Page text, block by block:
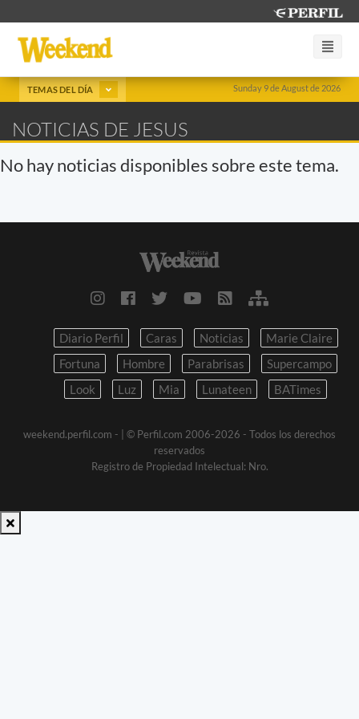
Sunday 9 de August de 2026
TEMAS DEL DÍA
NOTICIAS DE JESUS
No hay noticias disponibles sobre este tema.
Diario Perfil Caras Noticias
Marie Claire
Fortuna
Hombre Parabrisas
Supercampo
Look
Luz Mia Lunateen BATimes
weekend.perfil.com -
| © Perfil.com 2006-2026 - Todos los derechos
reservados
Registro de Propiedad Intelectual: Nro.